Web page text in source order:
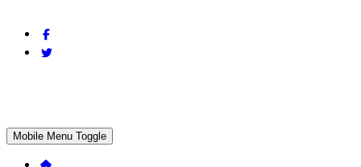
Mobile Menu Toggle